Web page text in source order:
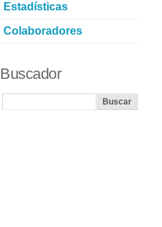
Estadísticas
Colaboradores
Buscador